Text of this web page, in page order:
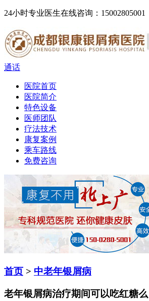
24小时专业医生在线咨询：15002805001
通话
医院首页
医院简介
特色设备
医师团队
疗法技术
康复案例
乘车路线
免费咨询
首页 > 中老年银屑病
老年银屑病治疗期间可以吃红糖么